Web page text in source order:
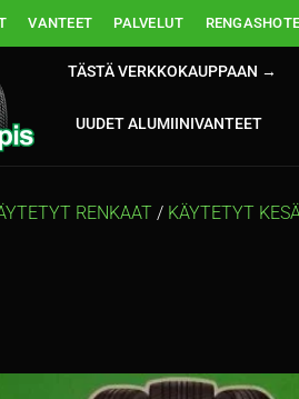
VANTEET PALVELUT
TÄSTÄ VERKKOKAUPPAAN →
UUDET ALUMIINIVANTEET
RENKAAT / KÄYTETYT